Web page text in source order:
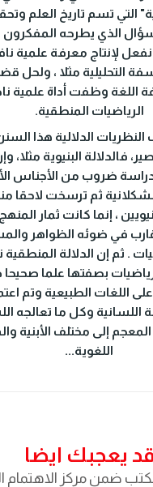
التي تسم تاريخ العلم
الذي يطرحه المفكرون
لإنتاج معرفة علمية
التحليلية مثلا ، ولحل
وظفت أداة علمية
الرياضيات المنطقية.
النظريات الدلالية هذا
فالدلالة البنيوية
ضروب من الأجناس
ثم ترسخت لاحقا
، إنما كانت ثمار
في ضوئه الظواهر
. ثم إن الدلالة
بصفتها علما صحيحا
اللغات الطبيعية وتم
اللسانية وكل ما تعالجه
إلى مختلف الأبنية
اللغوية...
قد يعجبك ايضا
ضمن مركز